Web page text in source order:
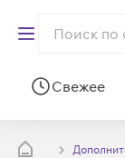
Свежее